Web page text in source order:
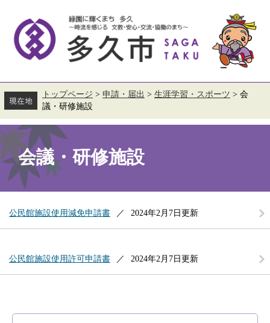
す。
し
て
へ
トップページ > 申請・届出 > 生涯学習・スポーツ > 会
議・研修施設
本
文
会議・研修施設
公民館施設使用減免申請書 2024年2月7日更新
公民館施設使用許可申請書 2024年2月7日更新